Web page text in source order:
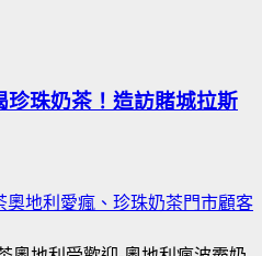
珠奶茶！造訪賭城拉斯
地利愛瘋、珍珠奶茶門市顧客